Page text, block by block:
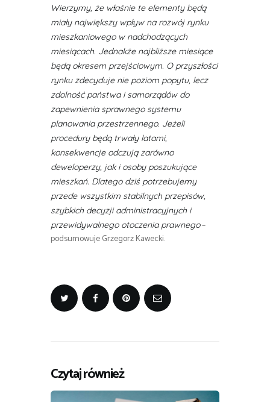
Wierzymy, że właśnie te elementy będą
miały największy wpływ na rozwój rynku
mieszkaniowego w nadchodzących
miesiącach. Jednakże najbliższe miesiące
będą okresem przejściowym. O przyszłości
rynku zdecyduje nie poziom popytu, lecz
zdolność państwa i samorządów do
zapewnienia sprawnego systemu
planowania przestrzennego. Jeżeli
procedury będą trwały latami,
konsekwencje odczują zarówno
deweloperzy, jak i osoby poszukujące
mieszkań. Dlatego dziś potrzebujemy
przede wszystkim stabilnych przepisów,
szybkich decyzji administracyjnych i
przewidywalnego otoczenia prawnego–
podsumowuje Grzegorz Kawecki.
Czytaj również